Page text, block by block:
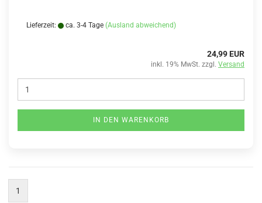
Lieferzeit: ca. 3-4 Tage (Ausland abweichend)
24,99 EUR
inkl. 19% MwSt. zzgl. Versand
IN DEN WARENKORB
1